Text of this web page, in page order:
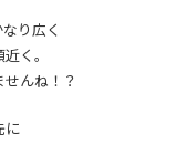
り広く
く。
んね！？
に